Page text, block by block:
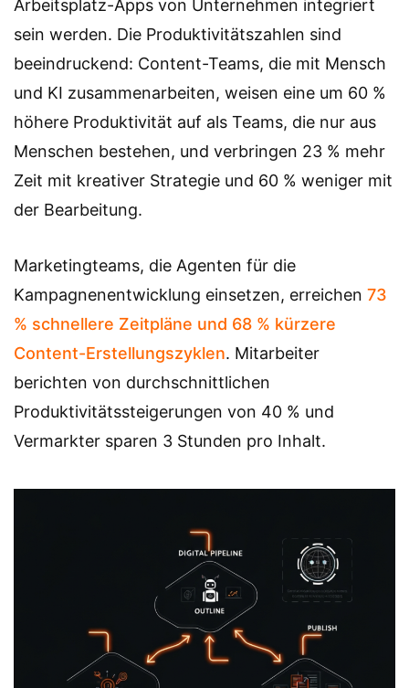
Arbeitsplatz-Apps von Unternehmen integriert
sein werden. Die Produktivitätszahlen sind
beeindruckend: Content-Teams, die mit Mensch
und KI zusammenarbeiten, weisen eine um 60 %
höhere Produktivität auf als Teams, die nur aus
Menschen bestehen, und verbringen 23 % mehr
Zeit mit kreativer Strategie und 60 % weniger mit
der Bearbeitung.
Marketingteams, die Agenten für die
Kampagnenentwicklung einsetzen, erreichen 73
% schnellere Zeitpläne und 68 % kürzere
Content-Erstellungszyklen. Mitarbeiter
berichten von durchschnittlichen
Produktivitätssteigerungen von 40 % und
Vermarkter sparen 3 Stunden pro Inhalt.